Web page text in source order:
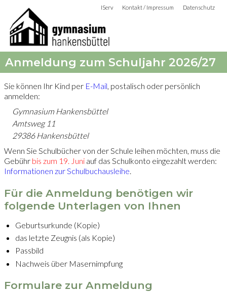
IServ Kontakt / Impressum Datenschutz
Anmeldung zum Schuljahr 2026/27
Sie können Ihr Kind per E-Mail, postalisch oder persönlich
anmelden:
Gymnasium Hankensbüttel
Amtsweg 11
29386 Hankensbüttel
Wenn Sie Schulbücher von der Schule leihen möchten, muss die
Gebühr bis zum 19. Juni auf das Schulkonto eingezahlt werden:
Informationen zur Schulbuchausleihe.
Für die Anmeldung benötigen wir
folgende Unterlagen von Ihnen
Geburtsurkunde (Kopie)
das letzte Zeugnis (als Kopie)
Passbild
Nachweis über Masernimpfung
Formulare zur Anmeldung